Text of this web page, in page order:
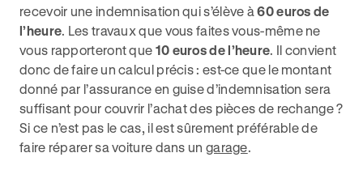
recevoir une indemnisation qui s’élève à60 euros de
l’heure. Les travaux que vous faites vous-même ne
vous rapporteront que 10 euros de l’heure. Il convient
donc de faire un calcul précis : est-ce que le montant
donné par l’assurance en guise d’indemnisation sera
suffisant pour couvrir l’achat des pièces de rechange ?
Si ce n’est pas le cas, il est sûrement préférable de
faire réparer sa voiture dans un garage.